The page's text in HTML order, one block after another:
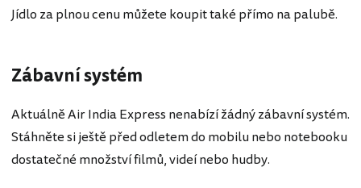
Jídlo za plnou cenu můžete koupit také přímo na palubě.
Zábavní systém
Aktuálně Air India Express nenabízí žádný zábavní systém.
Stáhněte si ještě před odletem do mobilu nebo notebooku
dostatečné množství filmů, videí nebo hudby.